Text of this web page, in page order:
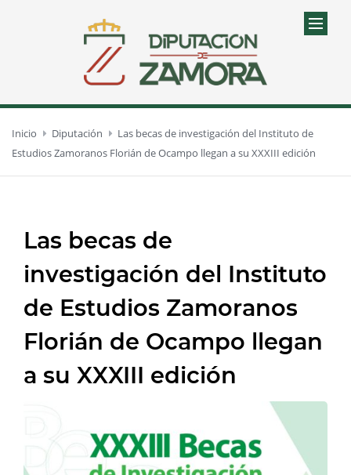
Inicio Diputación
Las becas de investigación del Instituto de
Estudios Zamoranos Florián de Ocampo llegan a su XXXIII edición
Las becas de
investigación del Instituto
de Estudios Zamoranos
Florián de Ocampo llegan
a su XXXIII edición